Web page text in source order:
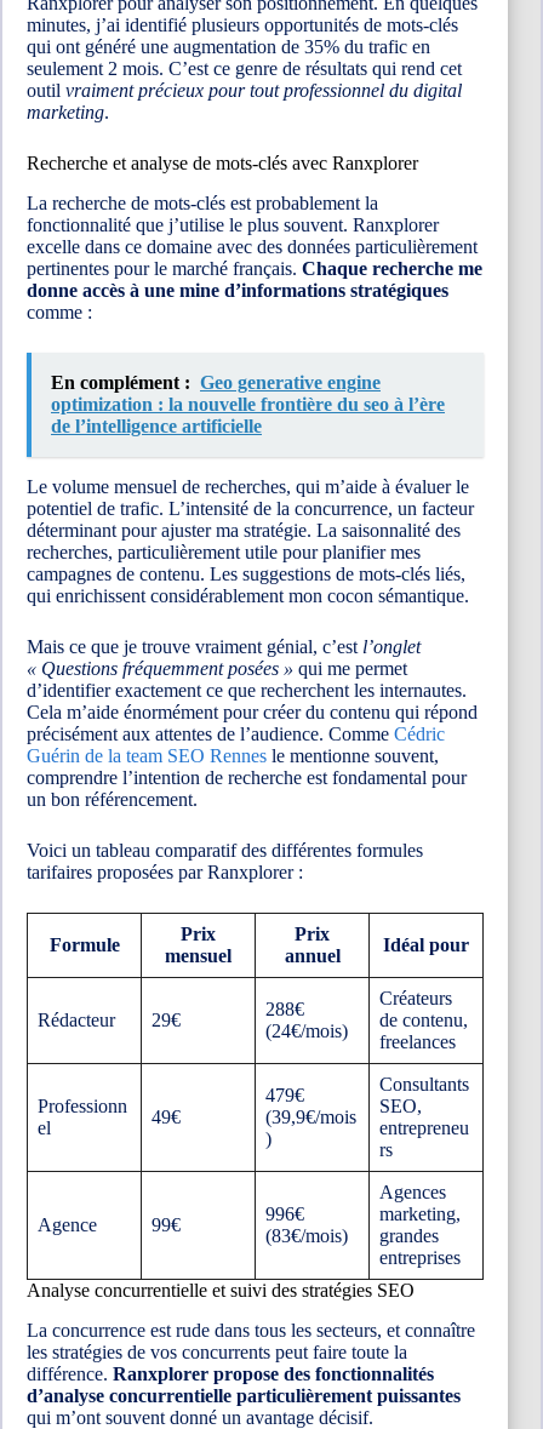
minutes, j’ai identifié plusieurs opportunités de mots-clés
qui ont généré une augmentation de 35% du trafic en
seulement 2 mois. C’est ce genre de résultats qui rend cet
outil vraiment précieux pour tout professionnel du digital
marketing.
Recherche et analyse de mots-clés avec Ranxplorer
La recherche de mots-clés est probablement la
fonctionnalité que j’utilise le plus souvent. Ranxplorer
excelle dans ce domaine avec des données particulièrement
pertinentes pour le marché français. Chaque recherche me
donne accès à une mine d’informations stratégiques
comme :
En complément : Geo generative engine
optimization : la nouvelle frontière du seo à l’ère
de l’intelligence artificielle
Le volume mensuel de recherches, qui m’aide à évaluer le
potentiel de trafic. L’intensité de la concurrence, un facteur
déterminant pour ajuster ma stratégie. La saisonnalité des
recherches, particulièrement utile pour planifier mes
campagnes de contenu. Les suggestions de mots-clés liés,
qui enrichissent considérablement mon cocon sémantique.
Mais ce que je trouve vraiment génial, c’est l’onglet
« Questions fréquemment posées » qui me permet
d’identifier exactement ce que recherchent les internautes.
Cela m’aide énormément pour créer du contenu qui répond
précisément aux attentes de l’audience. Comme Cédric
Guérin de la team SEO Rennes le mentionne souvent,
comprendre l’intention de recherche est fondamental pour
un bon référencement.
Voici un tableau comparatif des différentes formules
tarifaires proposées par Ranxplorer :
Formule
Prix
mensuel
Prix
annuel
Idéal pour
Rédacteur 29€
288€
(24€/mois)
Créateurs
de contenu,
freelances
Professionn
el
49€
479€
(39,9€/mois
)
Consultants
SEO,
entrepreneu
rs
Agence 99€
996€
(83€/mois)
Agences
marketing,
grandes
entreprises
Analyse concurrentielle et suivi des stratégies SEO
La concurrence est rude dans tous les secteurs, et connaître
les stratégies de vos concurrents peut faire toute la
différence. Ranxplorer propose des fonctionnalités
d’analyse concurrentielle particulièrement puissantes
qui m’ont souvent donné un avantage décisif.